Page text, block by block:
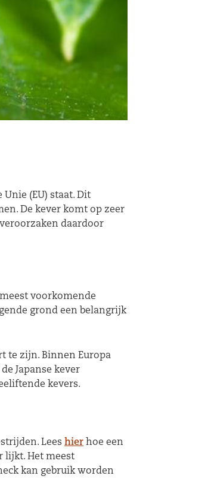
(EU) staat. Dit
De kever komt op zeer
daardoor
voorkomende
grond een belangrijk
te zijn. Binnen Europa
Japanse kever
kevers.
Lees hier hoe een
lijkt. Het meest
kan gebruik worden